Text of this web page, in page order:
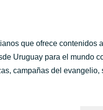
que ofrece contenidos
Uruguay para el mundo
campañas del